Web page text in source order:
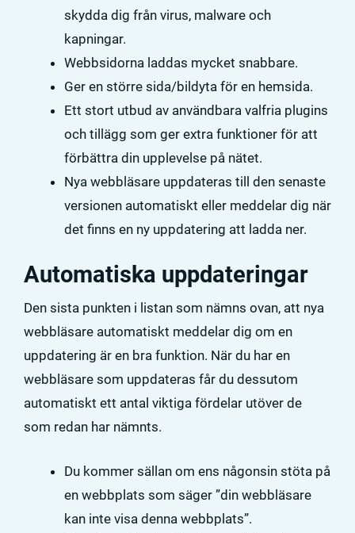
skydda dig från virus, malware och
kapningar.
Webbsidorna laddas mycket snabbare.
Ger en större sida/bildyta för en hemsida.
Ett stort utbud av användbara valfria plugins
och tillägg som ger extra funktioner för att
förbättra din upplevelse på nätet.
Nya webbläsare uppdateras till den senaste
versionen automatiskt eller meddelar dig när
det finns en ny uppdatering att ladda ner.
Automatiska uppdateringar
Den sista punkten i listan som nämns ovan, att nya
webbläsare automatiskt meddelar dig om en
uppdatering är en bra funktion. När du har en
webbläsare som uppdateras får du dessutom
automatiskt ett antal viktiga fördelar utöver de
som redan har nämnts.
Du kommer sällan om ens någonsin stöta på
en webbplats som säger ”din webbläsare
kan inte visa denna webbplats”.